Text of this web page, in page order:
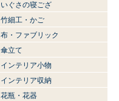
いぐさの寝ござ
竹細工・かご
布・ファブリック
傘立て
インテリア小物
インテリア収納
花瓶・花器